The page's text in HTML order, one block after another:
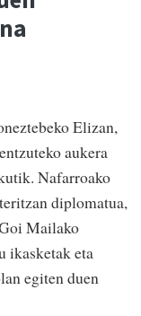
Elizan,
aukera
Nafarroako
diplomatua,
Mailako
ikasketak eta
egiten duen